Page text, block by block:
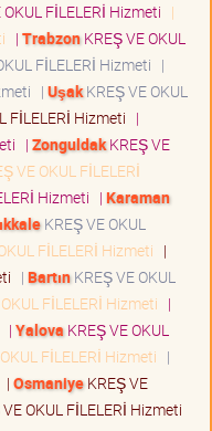
OKUL FİLELERİ Hizmeti |
| TrabzonKREŞ VE OKUL
FİLELERİ Hizmeti |
| UşakKREŞ VE OKUL
FİLELERİ Hizmeti |
| ZonguldakKREŞ VE
VE OKUL FİLELERİ
Hizmeti | Karaman
KREŞ VE OKUL
FİLELERİ Hizmeti |
| BartınKREŞ VE OKUL
FİLELERİ Hizmeti |
| Yalova KREŞ VE OKUL
FİLELERİ Hizmeti |
| OsmaniyeKREŞ VE
OKUL FİLELERİ Hizmeti